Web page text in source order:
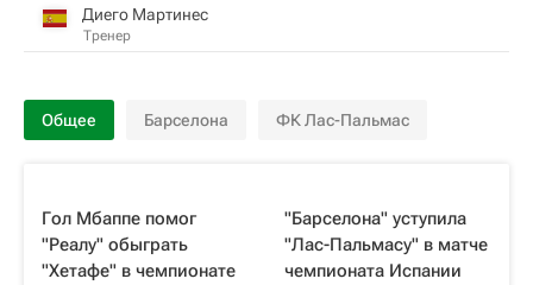
Диего Мартинес
Тренер
Общее Барселона ФК Лас-Пальмас
Гол Мбаппе помог
"Реалу" обыграть
"Хетафе" в чемпионате
"Барселона" уступила
"Лас-Пальмасу" в матче
чемпионата Испании